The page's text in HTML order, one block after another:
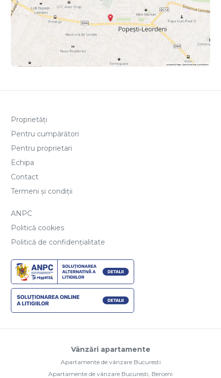
Proprietăți
Pentru cumpărători
Pentru proprietari
Echipa
Contact
Termeni și condiții
ANPC
Politică cookies
Politică de confidențialitate
Vânzări apartamente
Apartamente de vânzare Bucuresti
Apartamente de vânzare Bucuresti, Berceni